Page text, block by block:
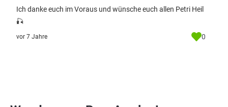
Ich danke euch im Voraus und wünsche euch allen Petri Heil
🎣
vor 7 Jahre 0